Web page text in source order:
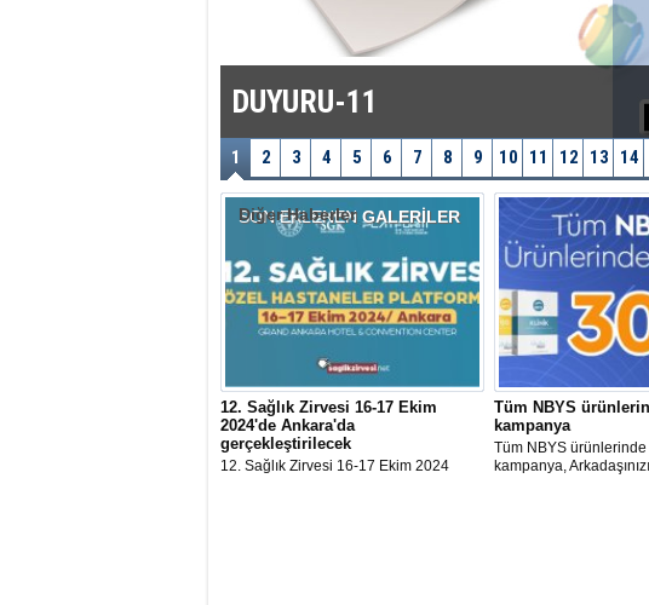
DUYURU-11
1 2 3 4 5 6 7 8 9 10 11 12 13 14
SON EKLENEN GALERİLER
Diğer Haberler
12. Sağlık Zirvesi 16-17 Ekim
2024'de Ankara'da
gerçekleştirilecek
12. Sağlık Zirvesi 16-17 Ekim 2024
Tüm NBYS
kampanya
Tüm NBYS
kampanya,